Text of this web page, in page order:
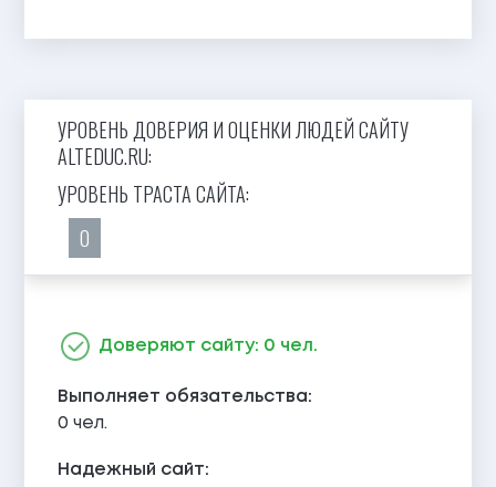
УРОВЕНЬ ДОВЕРИЯ И ОЦЕНКИ ЛЮДЕЙ САЙТУ
ALTEDUC.RU:
УРОВЕНЬ ТРАСТА САЙТА:
0
Доверяют сайту: 0 чел.
Выполняет обязательства:
0 чел.
Надежный сайт: